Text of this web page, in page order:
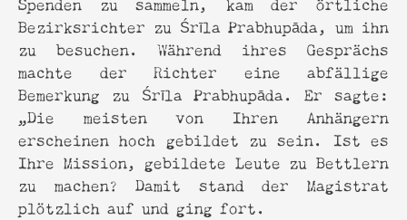
Bezirksrichter zu Śrīla Prabhupāda, um ihn
zu besuchen. Während ihres Gesprächs
machte der Richter eine abfällige
Bemerkung zu Śrīla Prabhupāda. Er sagte:
„Die meisten von Ihren Anhängern
erscheinen hoch gebildet zu sein. Ist es
Ihre Mission, gebildete Leute zu Bettlern
zu machen? Damit stand der Magistrat
plötzlich auf und ging fort.